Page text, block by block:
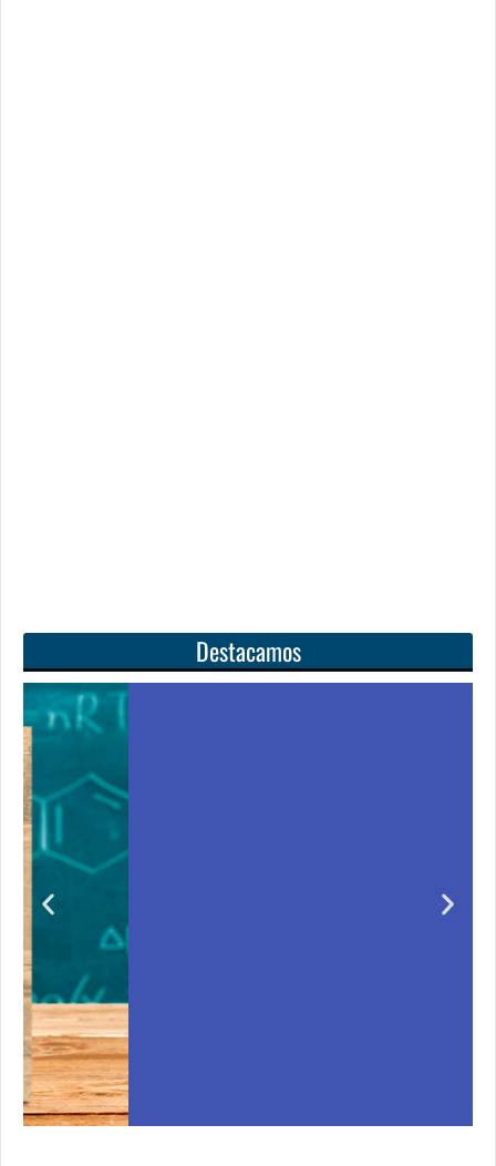
Destacamos
Notición!! Ya se puede adquirir nuestro segundo